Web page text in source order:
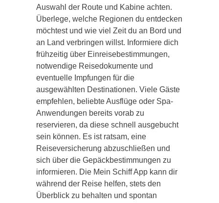
Auswahl der Route und Kabine achten.
Überlege, welche Regionen du entdecken
möchtest und wie viel Zeit du an Bord und
an Land verbringen willst. Informiere dich
frühzeitig über Einreisebestimmungen,
notwendige Reisedokumente und
eventuelle Impfungen für die
ausgewählten Destinationen. Viele Gäste
empfehlen, beliebte Ausflüge oder Spa-
Anwendungen bereits vorab zu
reservieren, da diese schnell ausgebucht
sein können. Es ist ratsam, eine
Reiseversicherung abzuschließen und
sich über die Gepäckbestimmungen zu
informieren. Die Mein Schiff App kann dir
während der Reise helfen, stets den
Überblick zu behalten und spontan